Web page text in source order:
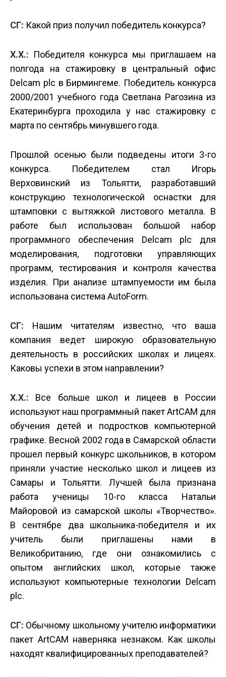
СГ: Какой приз получил победитель конкурса?
Х.Х.: Победителя конкурса мы приглашаем на
полгода на стажировку в центральный офис
Delcam plc в Бирмингеме. Победитель конкурса
2000/2001 учебного года Светлана Рагозина из
Екатеринбурга проходила у нас стажировку с
марта по сентябрь минувшего года.
Прошлой осенью были подведены итоги 3-го
конкурса. Победителем стал Игорь
Верховинский из Тольятти, разработавший
конструкцию технологической оснастки для
штамповки с вытяжкой листового металла. В
работе был использован большой набор
программного обеспечения Delcam plc для
моделирования, подготовки управляющих
программ, тестирования и контроля качества
изделия. При анализе штампуемости им была
использована система AutoForm.
СГ: Нашим читателям известно, что ваша
компания ведет широкую образовательную
деятельность в российских школах и лицеях.
Каковы успехи в этом направлении?
Х.Х.: Все больше школ и лицеев в России
используют наш программный пакет ArtCAM для
обучения детей и подростков компьютерной
графике. Весной 2002 года в Самарской области
прошел первый конкурс школьников, в котором
приняли участие несколько школ и лицеев из
Самары и Тольятти. Лучшей была признана
работа ученицы 10-го класса Натальи
Майоровой из самарской школы «Творчество».
В сентябре два школьника-победителя и их
учитель были приглашены нами в
Великобританию, где они ознакомились с
опытом английских школ, которые также
используют компьютерные технологии Delcam
plc.
СГ: Обычному школьному учителю информатики
пакет ArtCAM наверняка незнаком. Как школы
находят квалифицированных преподавателей?